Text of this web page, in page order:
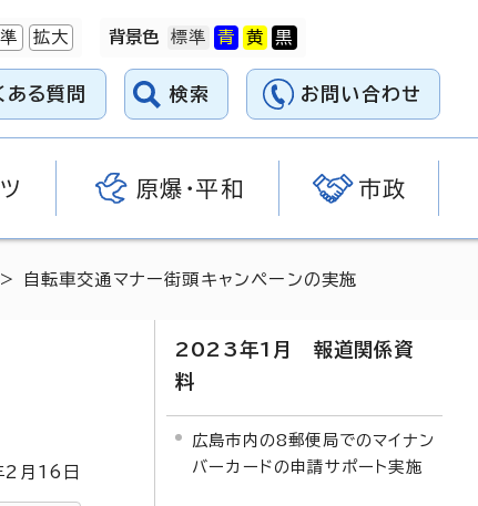
拡大 背景色
ある質問 検索 お問い合わせ
原爆・平和 市政
> 自転車交通マナー街頭キャンペーンの実施
2月 16 日
2023年1月 報道関係資
料
広島市内の8郵便局でのマイナン
バーカードの申請サポート実施